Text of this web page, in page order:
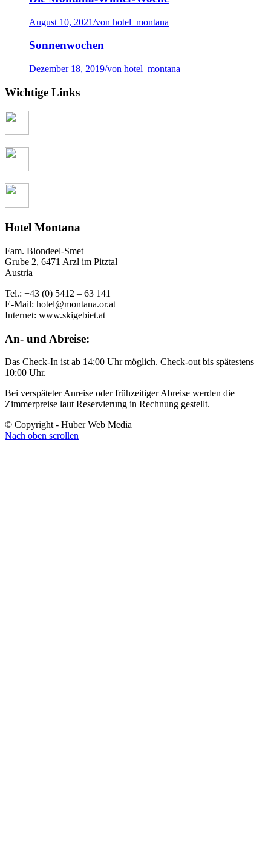
August 10, 2021/von hotel_montana
Sonnenwochen
Dezember 18, 2019/von hotel_montana
Wichtige Links
Hotel Montana
Fam. Blondeel-Smet
Grube 2, 6471 Arzl im Pitztal
Austria
Tel.: +43 (0) 5412 – 63 141
E-Mail: hotel@montana.or.at
Internet: www.skigebiet.at
An- und Abreise:
Das Check-In ist ab 14:00 Uhr möglich. Check-out bis spätestens
10:00 Uhr.
Bei verspäteter Anreise oder frühzeitiger Abreise werden die
Zimmerpreise laut Reservierung in Rechnung gestellt.
© Copyright - Huber Web Media
Nach oben scrollen